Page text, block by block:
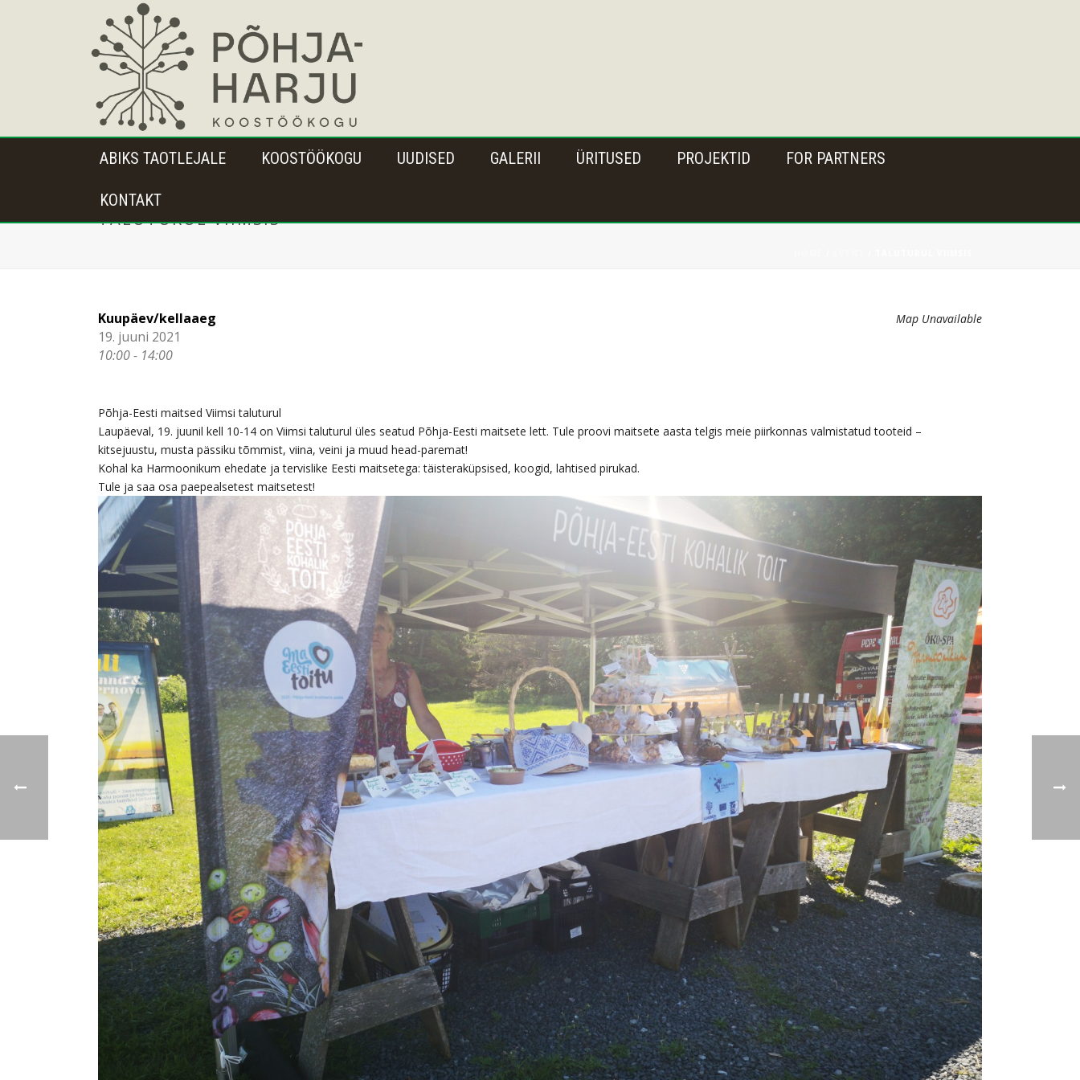
ABIKS TAOTLEJALE KOOSTÖÖKOGU UUDISED GALERII ÜRITUSED PROJEKTID FOR PARTNERS
KONTAKT
TALUTURUL VIIMSIS
Map Unavailable
Kuupäev/kellaaeg
19. juuni 2021
10:00 - 14:00
Põhja-Eesti maitsed Viimsi taluturul
Laupäeval, 19. juunil kell 10-14 on Viimsi taluturul üles seatud Põhja-Eesti maitsete lett. Tule proovi maitsete aasta telgis meie piirkonnas valmistatud tooteid –
kitsejuustu, musta pässiku tõmmist, viina, veini ja muud head-paremat!
Kohal ka Harmoonikum ehedate ja tervislike Eesti maitsetega: täisteraküpsised, koogid, lahtised pirukad.
Tule ja saa osa paepealsetest maitsetest!